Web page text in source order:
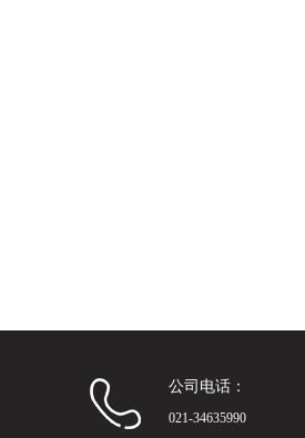
公司电话：
021-34635990